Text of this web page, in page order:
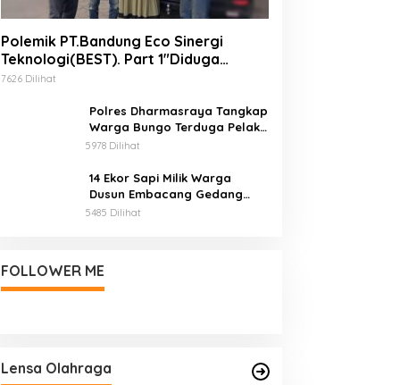
Polemik PT.Bandung Eco Sinergi
Teknologi(BEST). Part 1″Diduga
Produck Ekosida Tidak Mempunyai Izin
7626 Dilihat
Polres Dharmasraya Tangkap
Warga Bungo Terduga Pelaku
Penyalahgunaan BBM
5978 Dilihat
14 Ekor Sapi Milik Warga
Dusun Embacang Gedang
Mati Mendadak, Diduga
5485 Dilihat
FOLLOWER ME
Lensa Olahraga